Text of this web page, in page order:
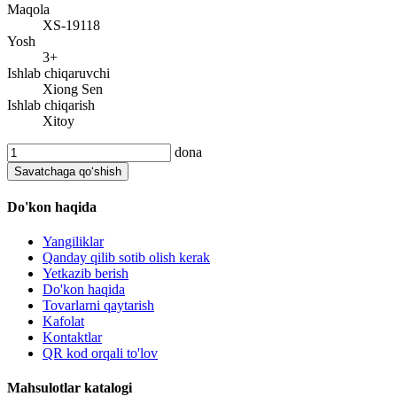
Maqola
XS-19118
Yosh
3+
Ishlab chiqaruvchi
Xiong Sen
Ishlab chiqarish
Xitoy
dona
Savatchaga qo‘shish
Do'kon haqida
Yangiliklar
Qanday qilib sotib olish kerak
Yetkazib berish
Do'kon haqida
Tovarlarni qaytarish
Kafolat
Kontaktlar
QR kod orqali to'lov
Mahsulotlar katalogi